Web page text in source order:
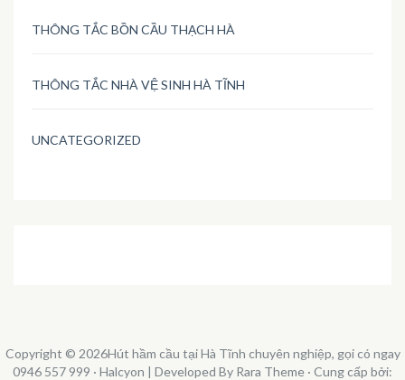
THÔNG TẮC BỒN CẦU THẠCH HÀ
THÔNG TẮC NHÀ VỆ SINH HÀ TĨNH
UNCATEGORIZED
Copyright © 2026Hút hầm cầu tại Hà Tĩnh chuyên nghiệp, gọi có ngay
0946 557 999 · Halcyon | Developed By Rara Theme · Cung cấp bởi: